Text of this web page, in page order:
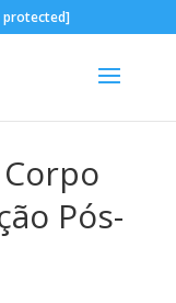
protected]
Pós-